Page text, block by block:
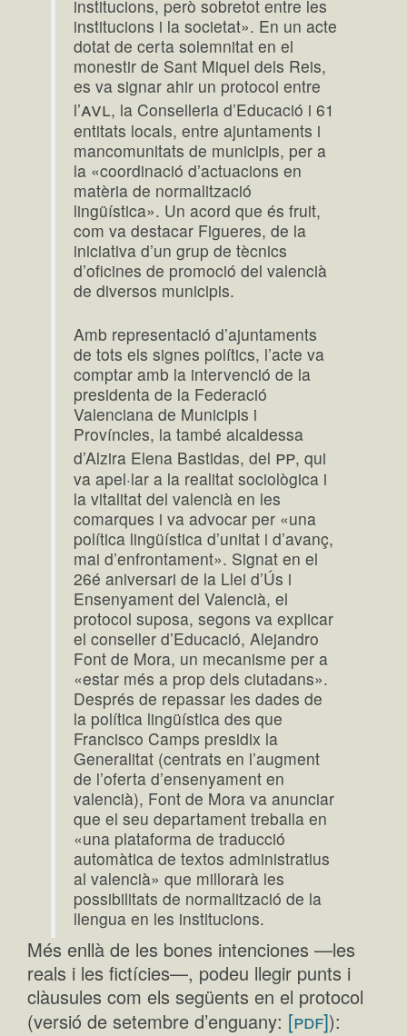
institucions, però sobretot entre les
institucions i la societat». En un acte
dotat de certa solemnitat en el
monestir de Sant Miquel dels Reis,
es va signar ahir un protocol entre
l’avl, la Conselleria d’Educació i 61
entitats locals, entre ajuntaments i
mancomunitats de municipis, per a
la «coordinació d’actuacions en
matèria de normalització
lingüística». Un acord que és fruit,
com va destacar Figueres, de la
iniciativa d’un grup de tècnics
d’oficines de promoció del valencià
de diversos municipis.
Amb representació d’ajuntaments
de tots els signes polítics, l’acte va
comptar amb la intervenció de la
presidenta de la Federació
Valenciana de Municipis i
Províncies, la també alcaldessa
d’Alzira Elena Bastidas, del pp, qui
va apel·lar a la realitat sociològica i
la vitalitat del valencià en les
comarques i va advocar per «una
política lingüística d’unitat i d’avanç,
mai d’enfrontament». Signat en el
26é aniversari de la Llei d’Ús i
Ensenyament del Valencià, el
protocol suposa, segons va explicar
el conseller d’Educació, Alejandro
Font de Mora, un mecanisme per a
«estar més a prop dels ciutadans».
Després de repassar les dades de
la política lingüística des que
Francisco Camps presidix la
Generalitat (centrats en l’augment
de l’oferta d’ensenyament en
valencià), Font de Mora va anunciar
que el seu departament treballa en
«una plataforma de traducció
automàtica de textos administratius
al valencià» que millorarà les
possibilitats de normalització de la
llengua en les institucions.
Més enllà de les bones intenciones —les
reals i les fictícies—, podeu llegir punts i
clàusules com els següents en el protocol
(versió de setembre d’enguany: [pdf]):